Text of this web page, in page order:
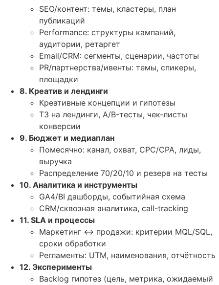
SEO/контент: темы, кластеры, план
публикаций
Performance: структуры кампаний,
аудитории, ретаргет
Email/CRM: сегменты, сценарии, частоты
PR/партнерства/ивенты: темы, спикеры,
площадки
8. Креатив и лендинги
Креативные концепции и гипотезы
ТЗ на лендинги, A/B-тесты, чек-листы
конверсии
9. Бюджет и медиаплан
Помесячно: канал, охват, CPC/CPA, лиды,
выручка
Распределение 70/20/10 и резерв на тесты
10. Аналитика и инструменты
GA4/BI дашборды, событийная схема
CRM/сквозная аналитика, call-tracking
11. SLA и процессы
Маркетинг ↔ продажи: критерии MQL/SQL,
сроки обработки
Регламенты: UTM, наименования, отчётность
12. Эксперименты
Backlog гипотез (цель, метрика, ожидаемый